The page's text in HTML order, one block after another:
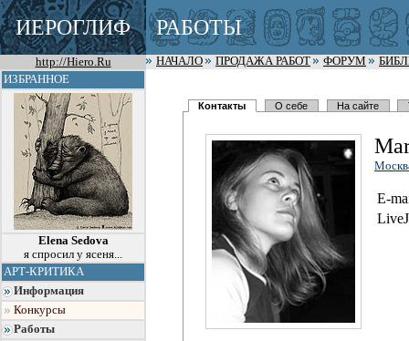
ИЕРОГЛИФ РАБОТЫ
http://Hiero.Ru НАЧАЛО ПРОДАЖА РАБОТ ФОРУМ
ИЗБРАННОЕ
Elena Sedova
я спросил у ясеня...
АРТ-КРИТИКА
Информация
Конкурсы
Работы
Контакты О себе На сайте
E-